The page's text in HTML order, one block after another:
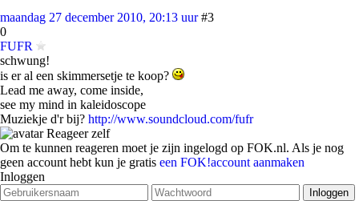
maandag 27 december 2010, 20:13 uur #3
0
FUFR
schwung!
is er al een skimmersetje te koop?
Lead me away, come inside,
see my mind in kaleidoscope
Muziekje d'r bij? http://www.soundcloud.com/fufr
Reageer zelf
Om te kunnen reageren moet je zijn ingelogd op FOK.nl. Als je nog
geen account hebt kun je gratis een FOK!account aanmaken
Inloggen